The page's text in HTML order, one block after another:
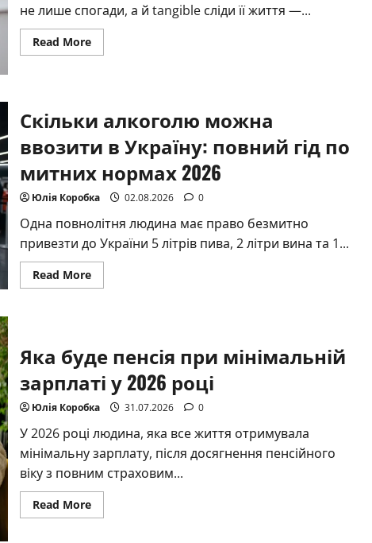
не лише спогади, а й tangible сліди її життя —...
Read MoreRead
more
померлого:
традиції,
право
і
Скільки алкоголю можна
ввозити в Україну: повний гід по
митних нормах 2026
Юлія Коробка 02.08.2026 0
Одна повнолітня людина має право безмитно
привезти до України 5 літрів пива, 2 літри вина та 1...
Read MoreRead
more
в
Україну:
повний
гід
митних
2026
Яка буде пенсія при мінімальній
зарплаті у 2026 році
Юлія Коробка 31.07.2026 0
У 2026 році людина, яка все життя отримувала
мінімальну зарплату, після досягнення пенсійного
віку з повним страховим...
Read MoreRead
more